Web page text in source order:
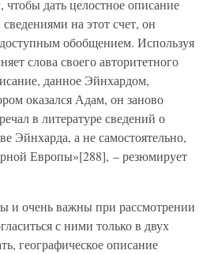
дать целостное описание
на этот счет, он
обобщением. Используя
слова своего авторитетного
данное Эйнхардом,
оказался Адам, он заново
в литературе сведений о
Эйнхарда, а не самостоятельно,
Европы»[288], – резюмирует
и очень важны при рассмотрении
с ними только в двух
географическое описание